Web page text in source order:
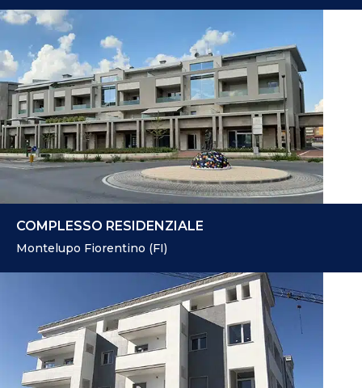
COMPLESSO RESIDENZIALE
Montelupo Fiorentino (FI)